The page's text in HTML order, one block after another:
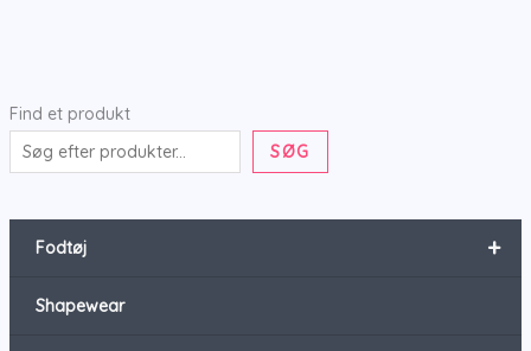
Find et produkt
SØG
+
Fodtøj
Shapewear